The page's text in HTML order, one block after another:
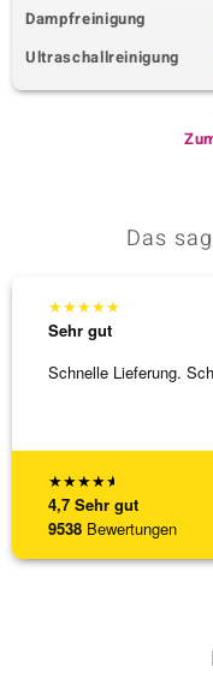
Dampfreinigung
Ultraschallreinigung
Das
★★★★★
4,7 Sehr gut
9538 Bewertungen
★★★★★
Sehr gut
Schnelle Lieferung.